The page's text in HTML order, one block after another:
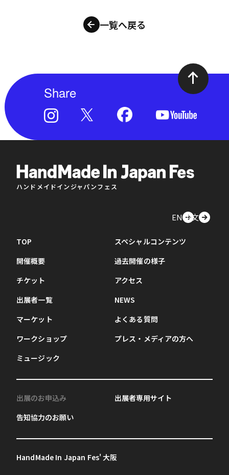
一覧へ戻る
Share
ハンドメイドインジャパンフェス
EN中文
TOP
開催概要
チケット
出展者一覧
マーケット
ワークショップ
ミュージック
スペシャルコンテンツ
過去開催の様子
アクセス
NEWS
よくある質問
プレス・メディアの方へ
出展のお申込み
告知協力のお願い
出展者専用サイト
HandMade In Japan Fes' 大阪